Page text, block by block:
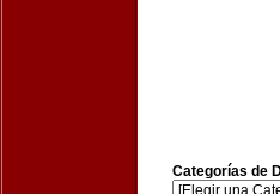
Categorías de